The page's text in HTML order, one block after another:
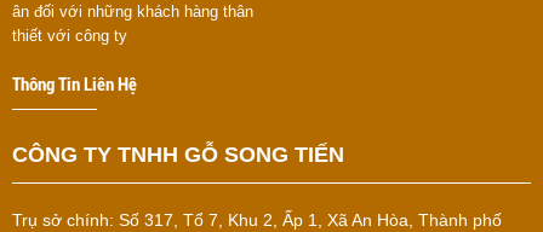
ân đối với những khách hàng thân
thiết với công ty
Thông Tin Liên Hệ
CÔNG TY TNHH GỖ SONG TIẾN
Trụ sở chính: Số 317, Tổ 7, Khu 2, Ấp 1, Xã An Hòa, Thành phố